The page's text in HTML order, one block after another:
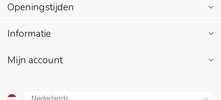
Openingstijden
Informatie
Mijn account